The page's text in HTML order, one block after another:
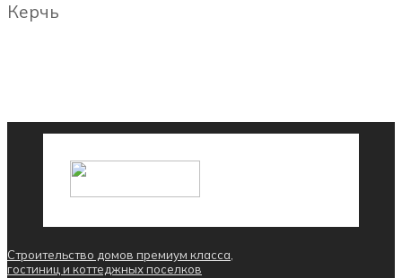
Керчь
Строительство домов премиум класса,
гостиниц и коттеджных поселков